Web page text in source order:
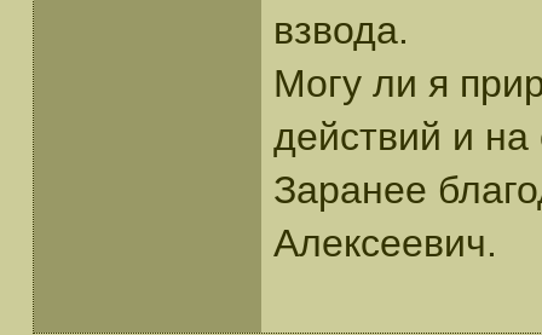
взвода.
Могу ли я
действий и на
Заранее
Алексеевич.